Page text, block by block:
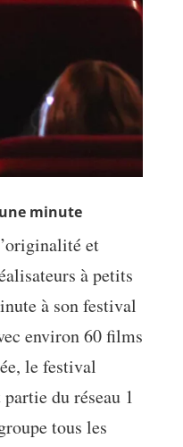
minute
et
à petits
à son festival
environ 60 films
le festival
du réseau 1
tous les